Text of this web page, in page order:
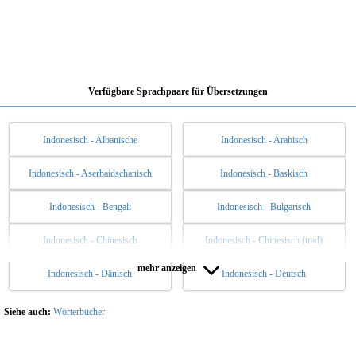
Verfügbare Sprachpaare für Übersetzungen
Indonesisch - Albanische Indonesisch - Arabisch
Indonesisch - Aserbaidschanisch Indonesisch - Baskisch
Indonesisch - Bengali Indonesisch - Bulgarisch
Indonesisch - Chinesisch Indonesisch - Chinesisch (trad)
Indonesisch - Dänisch Indonesisch - Deutsch
Indonesisch - Englisch Indonesisch - Esperanto
Indonesisch - Estnische
mehr anzeigen
Siehe auch: Wörterbücher